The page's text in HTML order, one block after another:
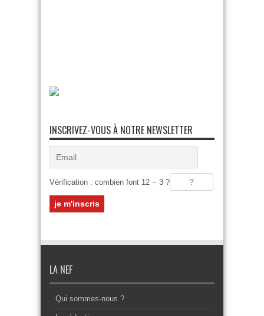
INSCRIVEZ-VOUS À NOTRE NEWSLETTER
Vérification : combien font 12 − 3 ?
LA NEF
Qui sommes-nous ?